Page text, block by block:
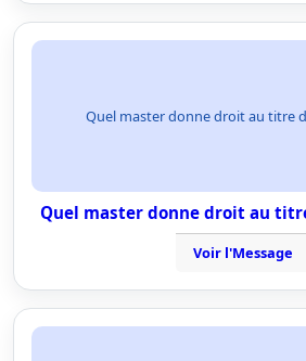
Quel master donne droit au titre
Quel master donne droit au
Voir l'Message